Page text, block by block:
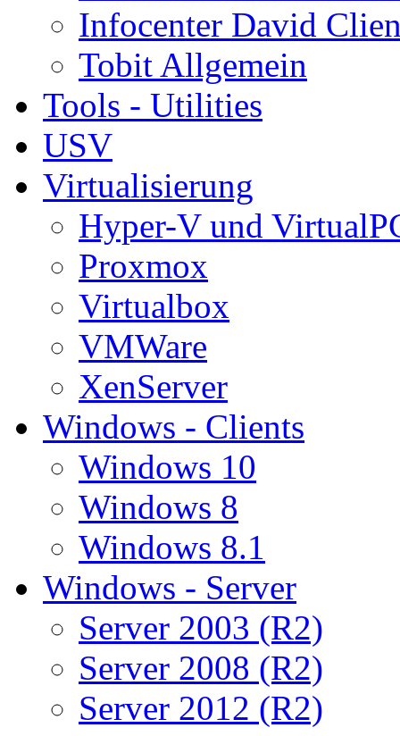
Infocenter David
Tobit Allgemein
Tools - Utilities
USV
Virtualisierung
Hyper-V und
Proxmox
Virtualbox
VMWare
XenServer
Windows - Clients
Windows 10
Windows 8
Windows 8.1
Windows - Server
Server 2003 (R2)
Server 2008 (R2)
Server 2012 (R2)